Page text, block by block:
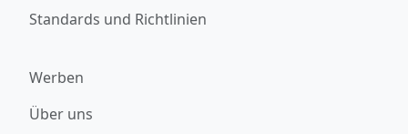
Standards und Richtlinien
Werben
Über uns